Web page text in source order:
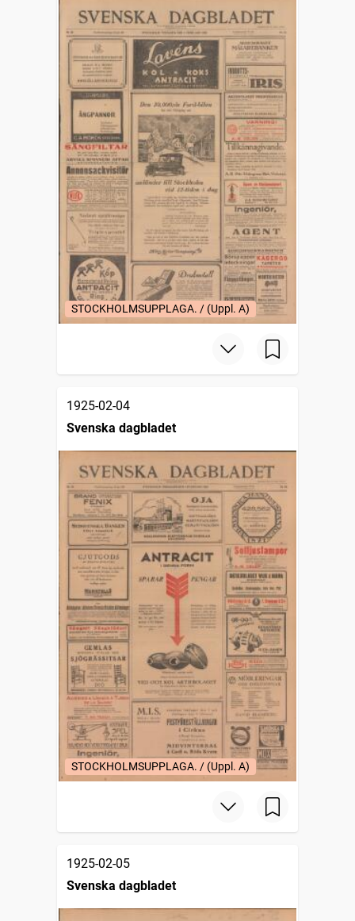
STOCKHOLMSUPPLAGA. / (Uppl. A)
1925-02-04
Svenska dagbladet
STOCKHOLMSUPPLAGA. / (Uppl. A)
1925-02-05
Svenska dagbladet